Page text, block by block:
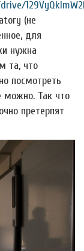
(не
для
нужна
та, что
посмотреть
можно. Так что
претерпят